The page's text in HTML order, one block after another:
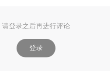
请登录之后再进行评论
登录